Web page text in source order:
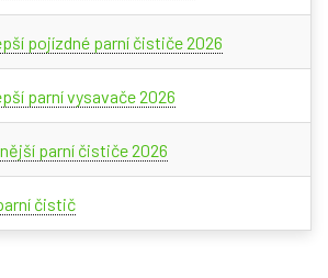
pojízdné parní čističe 2026
parní vysavače 2026
parní čističe 2026
čistič